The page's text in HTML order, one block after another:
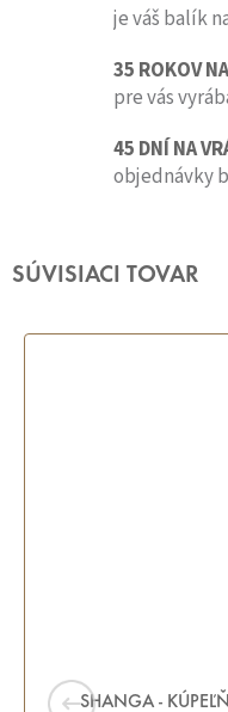
je váš balík
35 ROKOV
pre vás
45 DNÍ NA
objednávky
SÚVISIACI TOVAR
SHANGA -